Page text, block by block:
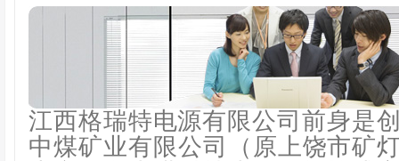
江西格瑞特电源有限公司前身是
中煤矿业有限公司（原上饶市矿